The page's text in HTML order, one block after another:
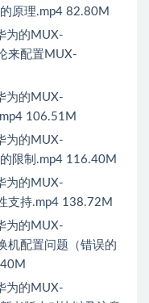
原理.mp4 82.80M
为的MUX-
来配置MUX-
为的MUX-
106.51M
为的MUX-
限制.mp4 116.40M
为的MUX-
支持.mp4 138.72M
为的MUX-
机配置问题（错误的
为的MUX-